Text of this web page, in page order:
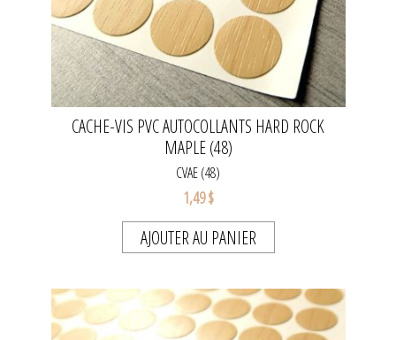
CACHE-VIS PVC AUTOCOLLANTS HARD ROCK
MAPLE (48)
CVAE (48)
1,49 $
AJOUTER AU PANIER